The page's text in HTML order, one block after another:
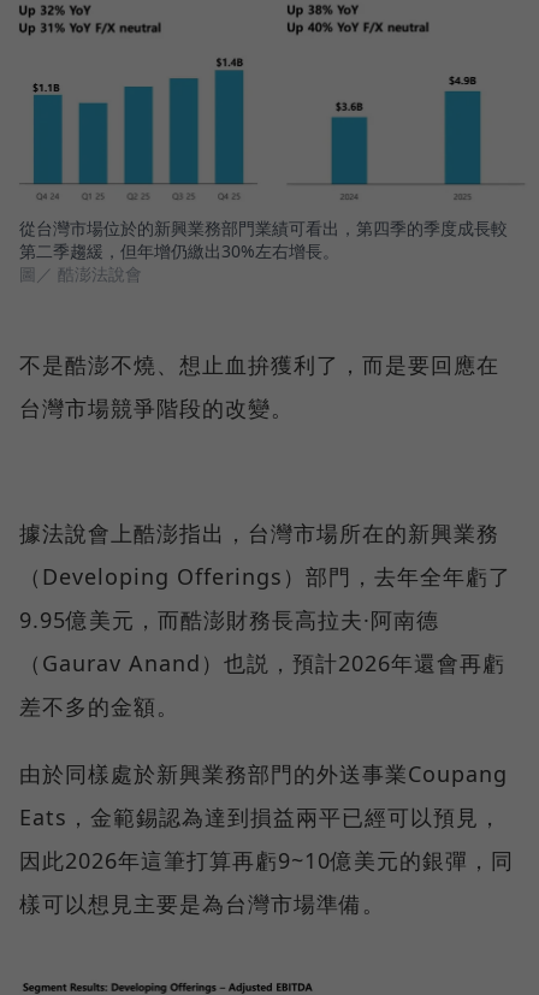
從台灣市場位於的新興業務部門業績可看出，第四季的季度成長較
第二季趨緩，但年增仍繳出30%左右增長。
圖／ 酷澎法說會
不是酷澎不燒、想止血拚獲利了，而是要回應在
台灣市場競爭階段的改變。
據法說會上酷澎指出，台灣市場所在的新興業務
（Developing Offerings）部門，去年全年虧了
9.95億美元，而酷澎財務長高拉夫·阿南德
（Gaurav Anand）也説，預計2026年還會再虧
差不多的金額。
由於同樣處於新興業務部門的外送事業Coupang
Eats，金範錫認為達到損益兩平已經可以預見，
因此2026年這筆打算再虧9~10億美元的銀彈，同
樣可以想見主要是為台灣市場準備。